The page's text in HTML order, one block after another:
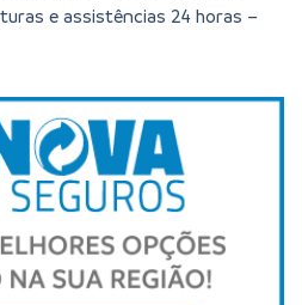
e assistências 24 horas –